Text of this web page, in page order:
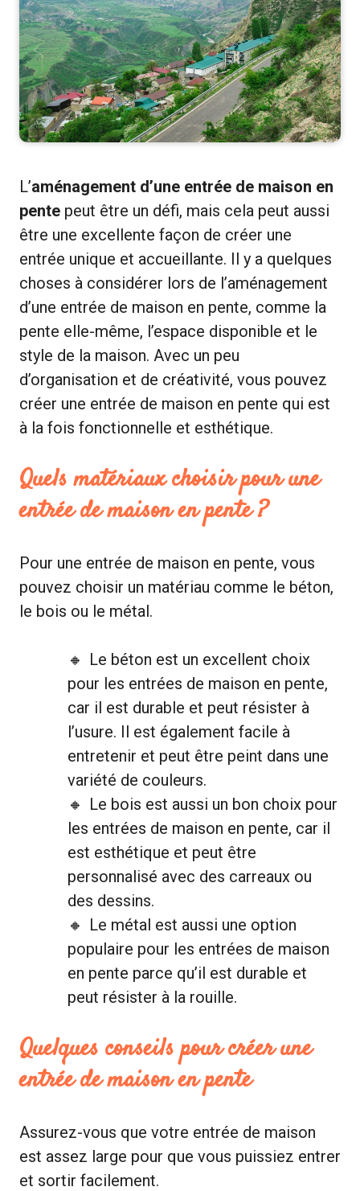
L’aménagement d’une entrée de maison en
pente peut être un défi, mais cela peut aussi
être une excellente façon de créer une
entrée unique et accueillante. Il y a quelques
choses à considérer lors de l’aménagement
d’une entrée de maison en pente, comme la
pente elle-même, l’espace disponible et le
style de la maison. Avec un peu
d’organisation et de créativité, vous pouvez
créer une entrée de maison en pente qui est
à la fois fonctionnelle et esthétique.
Quels matériaux choisir pour une
entrée de maison en pente ?
Pour une entrée de maison en pente, vous
pouvez choisir un matériau comme le béton,
le bois ou le métal.
Le béton est un excellent choix
pour les entrées de maison en pente,
car il est durable et peut résister à
l’usure. Il est également facile à
entretenir et peut être peint dans une
variété de couleurs.
Le bois est aussi un bon choix pour
les entrées de maison en pente, car il
est esthétique et peut être
personnalisé avec des carreaux ou
des dessins.
Le métal est aussi une option
populaire pour les entrées de maison
en pente parce qu’il est durable et
peut résister à la rouille.
Quelques conseils pour créer une
entrée de maison en pente
Assurez-vous que votre entrée de maison
est assez large pour que vous puissiez entrer
et sortir facilement.